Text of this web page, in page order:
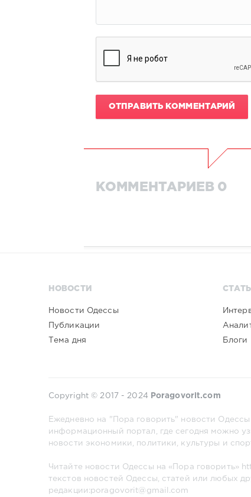
ОТПРАВИТЬ КОММЕНТАРИЙ
КОММЕНТАРИЕВ 0
НОВОСТИ
Новости Одессы
Публикации
Тема дня Блоги
Copyright © 2017 - 2024 Poragovorit.com
Ежедневно на "Пора говорить" новости
информационный портал, где сегодня можно
новости экономики, политики, культуры и
Читайте новости Одессы на «Пора говорить»
текстов новостей Одессы, статей или любых
редакции:poragovorit@gmail.com